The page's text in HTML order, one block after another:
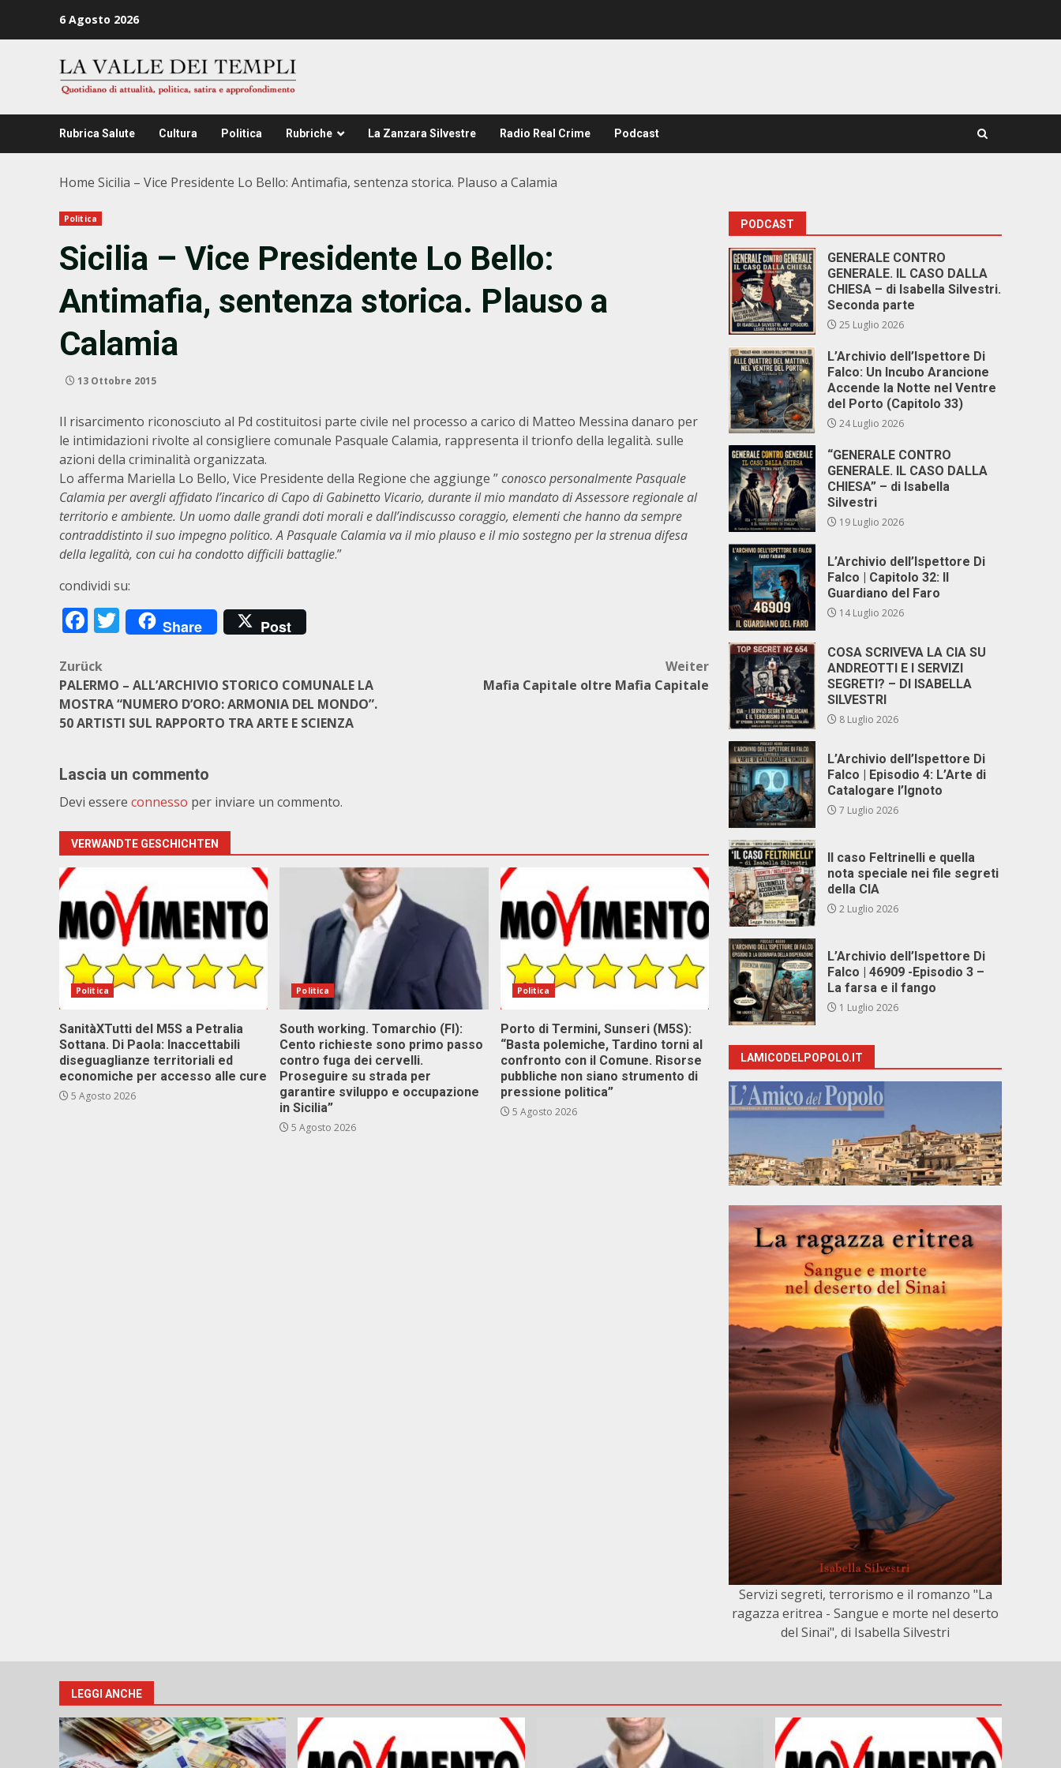
6 Agosto 2026
Rubrica Salute Cultura Politica Rubriche La Zanzara Silvestre Radio Real Crime Podcast
Home Sicilia – Vice Presidente Lo Bello: Antimafia, sentenza storica. Plauso a Calamia
Politica
Sicilia – Vice Presidente Lo Bello:
Antimafia, sentenza storica. Plauso a
Calamia
13 Ottobre 2015
Il risarcimento riconosciuto al Pd costituitosi parte civile nel processo a carico di Matteo Messina danaro per
le intimidazioni rivolte al consigliere comunale Pasquale Calamia, rappresenta il trionfo della legalità. sulle
azioni della criminalità organizzata.
Lo afferma Mariella Lo Bello, Vice Presidente della Regione che aggiunge ”conosco personalmente Pasquale
Calamia per avergli affidato l’incarico di Capo di Gabinetto Vicario, durante il mio mandato di Assessore regionale al
territorio e ambiente. Un uomo dalle grandi doti morali e dall’indiscusso coraggio, elementi che hanno da sempre
contraddistinto il suo impegno politico. A Pasquale Calamia va il mio plauso e il mio sostegno per la strenua difesa
della legalità, con cui ha condotto difficili battaglie.”
condividi su:
Facebook
Twitter
Share Post
Beitragsnavigation
Zurück
PALERMO – ALL’ARCHIVIO STORICO COMUNALE LA
MOSTRA “NUMERO D’ORO: ARMONIA DEL MONDO”.
50 ARTISTI SUL RAPPORTO TRA ARTE E SCIENZA
Weiter
Mafia Capitale oltre Mafia Capitale
Lascia un commento
Devi essere connesso per inviare un commento.
VERWANDTE GESCHICHTEN
Politica
SanitàXTutti del M5S a Petralia
Sottana. Di Paola: Inaccettabili
diseguaglianze territoriali ed
economiche per accesso alle cure
5 Agosto 2026
Politica
South working. Tomarchio (FI):
Cento richieste sono primo passo
contro fuga dei cervelli.
Proseguire su strada per
garantire sviluppo e occupazione
in Sicilia”
5 Agosto 2026
Politica
Porto di Termini, Sunseri (M5S):
“Basta polemiche, Tardino torni al
confronto con il Comune. Risorse
pubbliche non siano strumento di
pressione politica”
5 Agosto 2026
PODCAST
GENERALE CONTRO
GENERALE. IL CASO DALLA
CHIESA – di Isabella Silvestri.
Seconda parte
25 Luglio 2026
L’Archivio dell’Ispettore Di
Falco: Un Incubo Arancione
Accende la Notte nel Ventre
del Porto (Capitolo 33)
24 Luglio 2026
“GENERALE CONTRO
GENERALE. IL CASO DALLA
CHIESA” – di Isabella
Silvestri
19 Luglio 2026
L’Archivio dell’Ispettore Di
Falco | Capitolo 32: Il
Guardiano del Faro
14 Luglio 2026
COSA SCRIVEVA LA CIA SU
ANDREOTTI E I SERVIZI
SEGRETI? – DI ISABELLA
SILVESTRI
8 Luglio 2026
L’Archivio dell’Ispettore Di
Falco | Episodio 4: L’Arte di
Catalogare l’Ignoto
7 Luglio 2026
Il caso Feltrinelli e quella
nota speciale nei file segreti
della CIA
2 Luglio 2026
L’Archivio dell’Ispettore Di
Falco | 46909 -Episodio 3 –
La farsa e il fango
1 Luglio 2026
LAMICODELPOPOLO.IT
Servizi segreti, terrorismo e il romanzo "La
ragazza eritrea - Sangue e morte nel deserto
del Sinai", di Isabella Silvestri
LEGGI ANCHE